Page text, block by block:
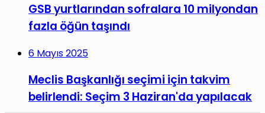
GSB yurtlarından sofralara 10 milyondan
fazla öğün taşındı
6 Mayıs 2025
Meclis Başkanlığı seçimi için takvim
belirlendi: Seçim 3 Haziran'da yapılacak